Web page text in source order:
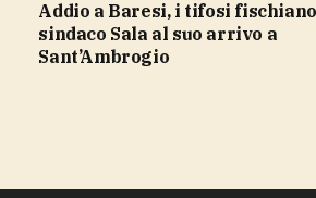
Addio a Baresi, i tifosi fischiano il
sindaco Sala al suo arrivo a
Sant’Ambrogio